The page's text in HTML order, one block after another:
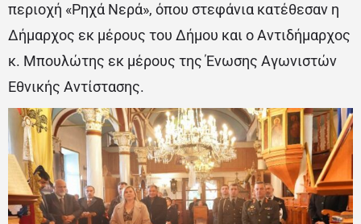
περιοχή «Ρηχά Νερά», όπου στεφάνια κατέθεσαν η
Δήμαρχος εκ μέρους του Δήμου και ο Αντιδήμαρχος
κ. Μπουλώτης εκ μέρους της Ένωσης Αγωνιστών
Εθνικής Αντίστασης.